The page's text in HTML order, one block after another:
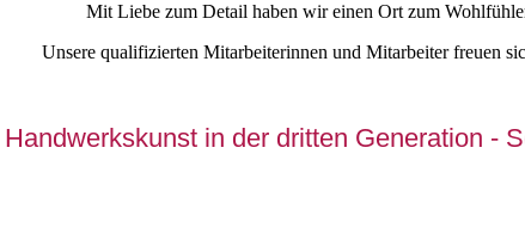
Mit Liebe zum Detail haben wir einen Ort zum
Unsere qualifizierten Mitarbeiterinnen und Mitarbeiter freuen
Handwerkskunst in der dritten Generation -